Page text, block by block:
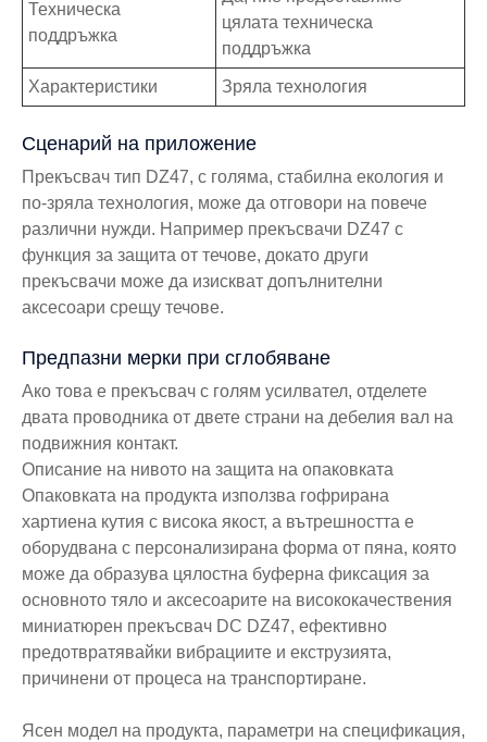
Техническа
поддръжка
цялата техническа
поддръжка
Характеристики Зряла технология
Сценарий на приложение
Прекъсвач тип DZ47, с голяма, стабилна екология и
по-зряла технология, може да отговори на повече
различни нужди. Например прекъсвачи DZ47 с
функция за защита от течове, докато други
прекъсвачи може да изискват допълнителни
аксесоари срещу течове.
Предпазни мерки при сглобяване
Ако това е прекъсвач с голям усилвател, отделете
двата проводника от двете страни на дебелия вал на
подвижния контакт.
Описание на нивото на защита на опаковката
Опаковката на продукта използва гофрирана
хартиена кутия с висока якост, а вътрешността е
оборудвана с персонализирана форма от пяна, която
може да образува цялостна буферна фиксация за
основното тяло и аксесоарите на висококачествения
миниатюрен прекъсвач DC DZ47, ефективно
предотвратявайки вибрациите и екструзията,
причинени от процеса на транспортиране.
Ясен модел на продукта, параметри на спецификация,